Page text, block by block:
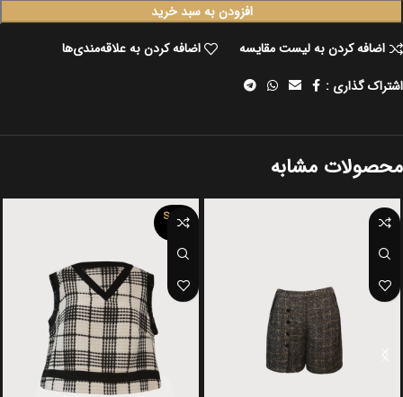
افزودن به سبد خرید
اضافه کردن به لیست مقایسه
اضافه کردن به علاقه‌مندی‌ها
اشتراک گذاری :
محصولات مشابه
SOLD
OUT